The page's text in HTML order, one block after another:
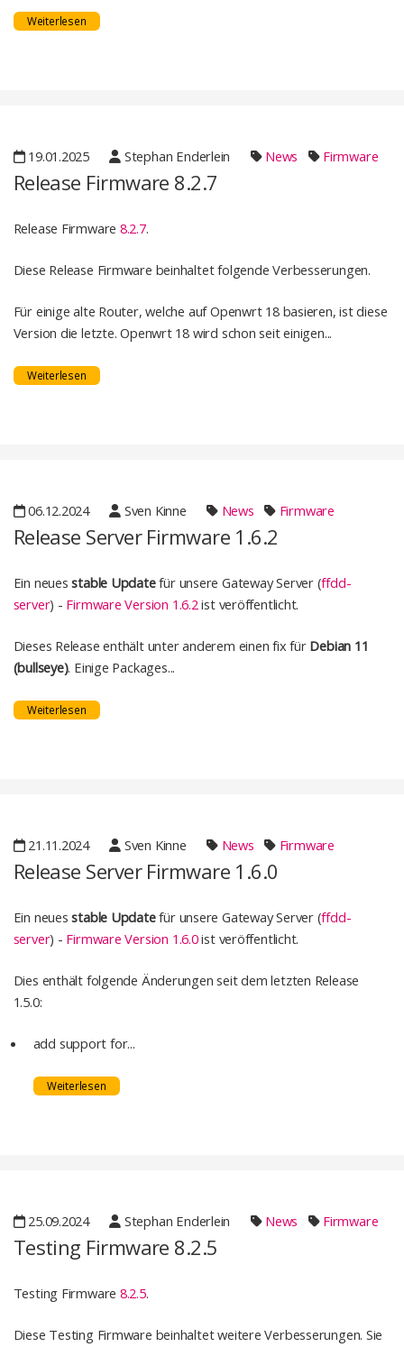
Weiterlesen
19.01.2025 Stephan Enderlein News Firmware
Release Firmware 8.2.7
Release Firmware 8.2.7.
Diese Release Firmware beinhaltet folgende Verbesserungen.
Für einige alte Router, welche auf Openwrt 18 basieren, ist diese
Version die letzte. Openwrt 18 wird schon seit einigen...
Weiterlesen
06.12.2024 Sven Kinne News Firmware
Release Server Firmware 1.6.2
Ein neuesstable Updatefür unsere Gateway Server (ffdd-
server) - Firmware Version 1.6.2ist veröffentlicht.
Dieses Release enthält unter anderem einen fix für Debian 11
(bullseye). Einige Packages...
Weiterlesen
21.11.2024 Sven Kinne News Firmware
Release Server Firmware 1.6.0
Ein neuesstable Updatefür unsere Gateway Server (ffdd-
server) - Firmware Version 1.6.0ist veröffentlicht.
Dies enthält folgende Änderungen seit dem letzten Release
1.5.0:
add support for...
Weiterlesen
25.09.2024 Stephan Enderlein News Firmware
Testing Firmware 8.2.5
Testing Firmware 8.2.5.
Diese Testing Firmware beinhaltet weitere Verbesserungen. Sie